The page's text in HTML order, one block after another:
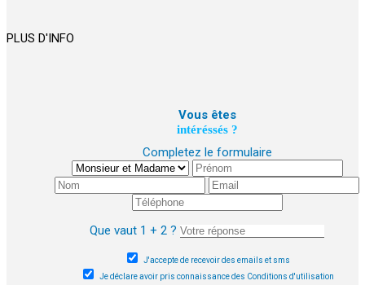
PLUS D'INFO
Vous êtes
intéréssés ?
Completez le formulaire
Que vaut 1 + 2 ?
J'accepte de recevoir des emails et sms
Je déclare avoir pris connaissance des Conditions d'utilisation